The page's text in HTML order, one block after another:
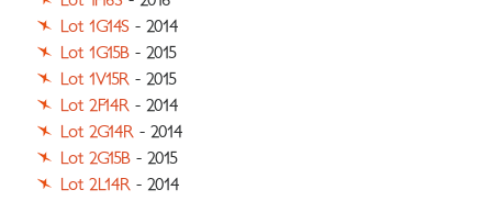
Lot 1G14S - 2014
Lot 1G15B - 2015
Lot 1V15R - 2015
Lot 2F14R - 2014
Lot 2G14R - 2014
Lot 2G15B - 2015
Lot 2L14R - 2014